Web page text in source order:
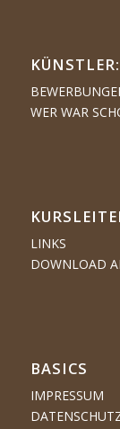
WER WAR
LINKS
DOWNLOAD
BASICS
IMPRESSUM